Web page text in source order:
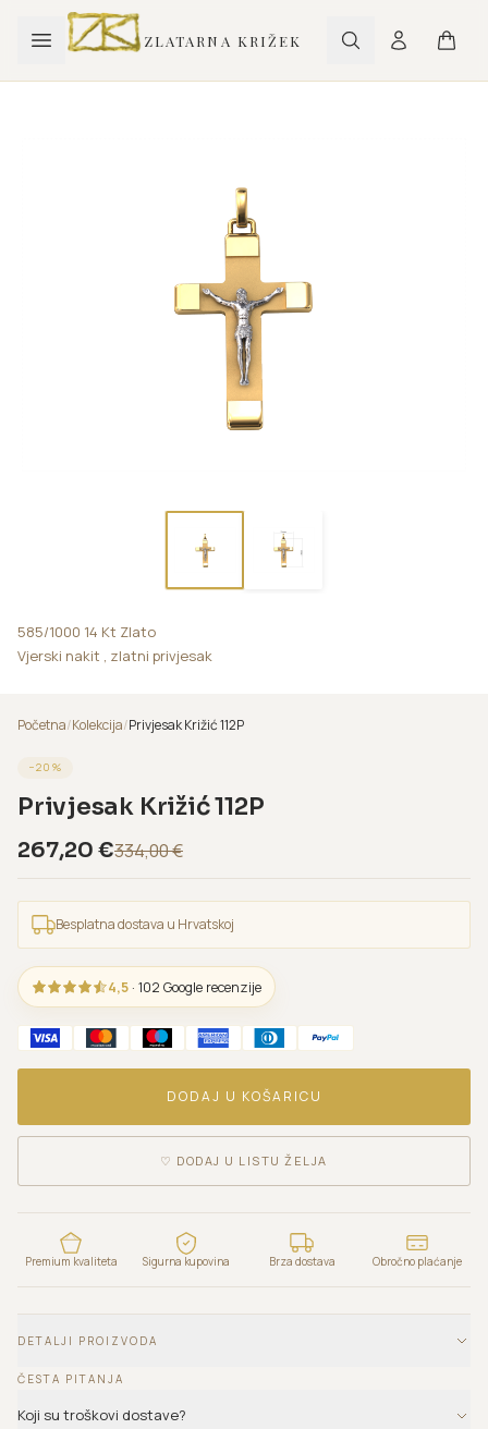
ZLATARNA KRIŽEK
585/1000 14 Kt Zlato
Vjerski nakit , zlatni privjesak
Početna/Kolekcija/Privjesak Križić 112P
−20 %
Privjesak Križić 112P
267,20 €334,00€
Besplatna dostava u Hrvatskoj
4,5 · 102 Google recenzije
DODAJ U KOŠARICU
♡ DODAJ U LISTU ŽELJA
Premium kvaliteta Sigurna kupovina Brza dostava Obročno plaćanje
DETALJI PROIZVODA
ČESTA PITANJA
Koji su troškovi dostave?